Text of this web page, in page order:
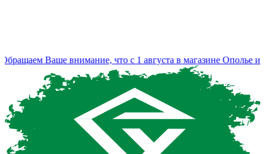
Ваше внимание, что с 1 августа в магазине Ополье